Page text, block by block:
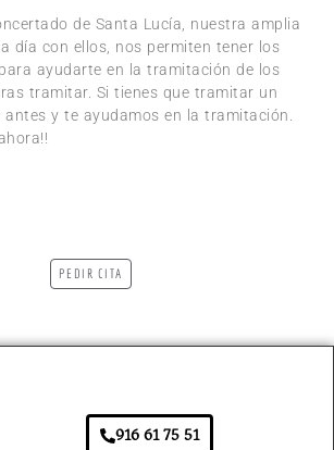
de Santa Lucía, nuestra amplia
día con ellos, nos permiten tener los
ayudarte en la tramitación de los
tramitar. Si tienes que tramitar un
y te ayudamos en la tramitación.
PEDIR CITA
916 61 75 51